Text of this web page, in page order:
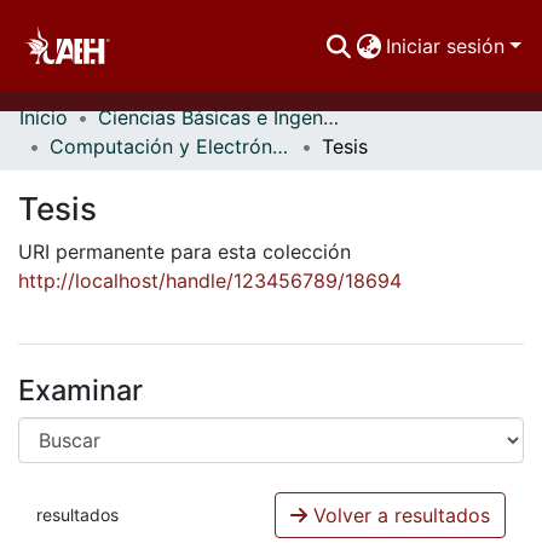
Iniciar sesión
Comunidades
Inicio
Ciencias Básicas e Ingeniería
Computación y Electrónica
Tesis
Tesis
URI permanente para esta colección
http://localhost/handle/123456789/18694
Examinar
resultados Volver a resultados